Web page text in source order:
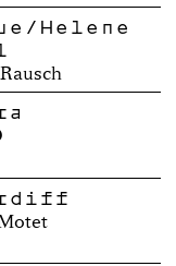
Helene